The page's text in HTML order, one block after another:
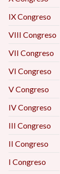
IX Congreso
VIII Congreso
VII Congreso
VI Congreso
V Congreso
IV Congreso
III Congreso
II Congreso
I Congreso